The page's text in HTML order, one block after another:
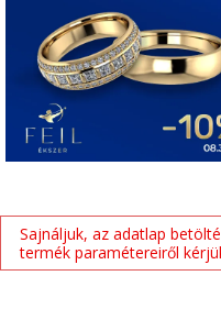
Sajnáljuk, az adatlap
termék paramétereiről